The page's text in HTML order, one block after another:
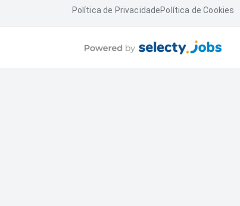
Política de PrivacidadePolítica de Cookies